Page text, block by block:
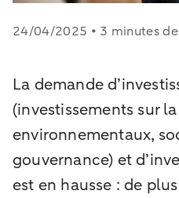
24/04/2025 • 3 minutes
La demande
(investissements sur
environnementaux,
gouvernance) et
est en hausse : de